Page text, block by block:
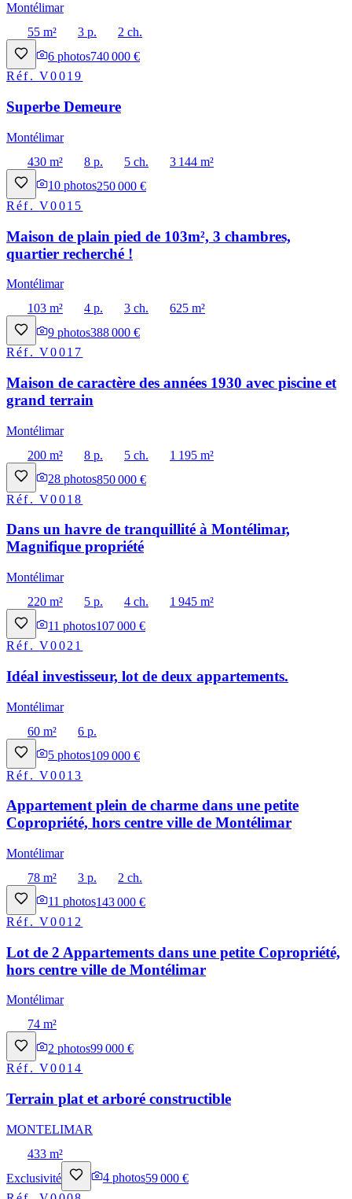
Montélimar
55 m²
3 p.
2 ch.
6 photos740 000 €
Réf.V0019
Superbe Demeure
Montélimar
430 m²
8 p. 5 ch.
3 144 m²
10 photos250 000 €
Réf.V0015
Maison de plain pied de 103m², 3 chambres,
quartier recherché !
Montélimar
103 m²
4 p. 3 ch.
625 m²
9 photos388 000 €
Réf.V0017
Maison de caractère des années 1930 avec piscine et
grand terrain
Montélimar
200 m²
8 p. 5 ch.
1 195 m²
28 photos850 000 €
Réf.V0018
Dans un havre de tranquillité à Montélimar,
Magnifique propriété
Montélimar
220 m²
5 p. 4 ch.
1 945 m²
11 photos107 000 €
Réf.V0021
Idéal investisseur, lot de deux appartements.
Montélimar
60 m²
6 p.
5 photos109 000 €
Réf.V0013
Appartement plein de charme dans une petite
Copropriété, hors centre ville de Montélimar
Montélimar
78 m²
3 p.
2 ch.
11 photos143 000 €
Réf.V0012
Lot de 2 Appartements dans une petite Copropriété,
hors centre ville de Montélimar
Montélimar
74 m²
2 photos99 000 €
Réf.V0014
Terrain plat et arboré constructible
MONTELIMAR
433 m²
Exclusivité
4 photos59 000 €